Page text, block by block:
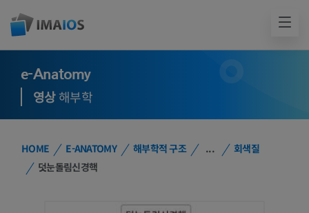
e-Anatomy
영상해부학
HOME E-ANATOMY 해부학적 구조 ...
회색질
덧눈돌림신경핵